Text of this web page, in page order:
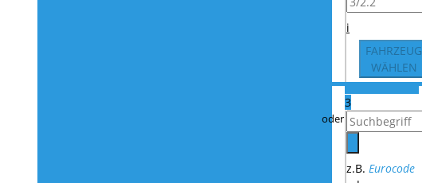
i
FAHRZEUG
WÄHLEN
3
z.B. Eurocode